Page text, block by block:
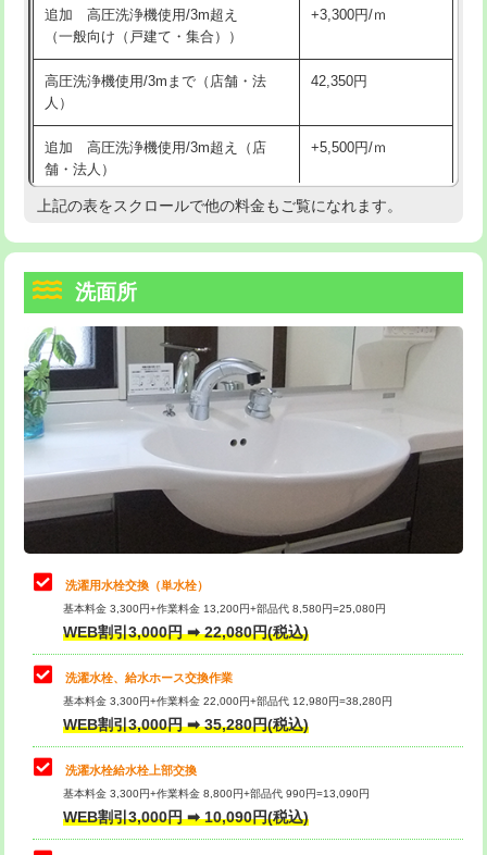
マス交換（深さ50㎝以上） 66,000円
コンクリート斫り（厚さ10㎝まで） 27,500円
コンクリート斫り（厚さ10㎝超え）
モルタル補修（厚さ10㎝まで）
モルタル補修（厚さ10㎝超え） 38,500円
洗面台設置 38,500円
追加人工
廃棄・処分 現場見積
※給水管工事は20mmまでの価格です。
持込商品取付（混合水栓） 16,500円
給水管工事※（ホール加工)
給水管工事※（バンド止め) 3,300円
給水管工事※（支持金具設置) 5,500円
給水管工事※（保温材使用（バンド止
め込み）)
5,500円
給水管工事※（土の掘削・埋め戻し作
業)
11,000円
給水管工事※（塩ビ管（VP・HI）使
用/3ｍまで)
33,000円
給水管工事※（塩ビ管（VP・HI）使
用（追加）/3ｍ超え)
給水管工事※（ライニング鋼管・銅
管・ポリ管・HT管使用/3ｍまで)
44,000円
給水管工事※（ライニング鋼管・銅
管・ポリ管・HT管使用/3ｍ超え)
排水管工事（土の掘削・埋め戻し作
業）
排水管工事（排水管工事/3ｍまで） 55,000円
排水管工事（追加 排水管工事/3ｍ超
え）
マス交換（土の掘削・埋め戻し作業）
追加 高圧洗浄機使用/3m超え
（一般向け（戸建て・集合））
+3,300円/ｍ
高圧洗浄機使用/3mまで（店舗・法
人）
42,350円
追加 高圧洗浄機使用/3m超え（店
舗・法人）
+5,500円/ｍ
高度高圧洗浄換 現地調査
トーラー機使用/3mまで
追加トーラー機使用/3m超え +3,300円
カメラ調査 33,000円
桝清掃
止水・漏水調査・防水処理・清掃・修
理・調整・分解・加工など（軽作業）
11,000円
止水・漏水調査・防水処理・清掃・修
理・調整・分解・加工など（中作業）
22,000円
止水・漏水調査・防水処理・清掃・修
理・調整・分解・加工など（重作業）
33,000円
キッチンタンク脱着
その他部品の脱着
交換・取付（タンク）
交換・取付(単水栓（壁付・デッキ
式）)
上記の表をスクロールで他の料金もご覧になれます。
洗面所
洗濯用水栓交換（単水栓）
基本料金 3,300円+作業料金 13,200円+部品代 8,580円=25,080円
WEB割引3,000円 ➡ 22,080円(税込)
洗濯水栓、給水ホース交換作業
基本料金 3,300円+作業料金 22,000円+部品代 12,980円=38,280円
WEB割引3,000円 ➡ 35,280円(税込)
洗濯水栓給水栓上部交換
基本料金 3,300円+作業料金 8,800円+部品代 990円=13,090円
WEB割引3,000円 ➡ 10,090円(税込)